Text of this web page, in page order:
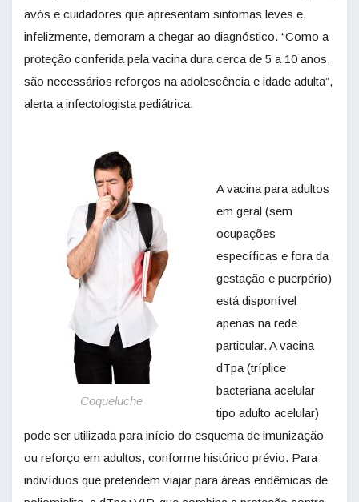
avós e cuidadores que apresentam sintomas leves e,
infelizmente, demoram a chegar ao diagnóstico. “Como a
proteção conferida pela vacina dura cerca de 5 a 10 anos,
são necessários reforços na adolescência e idade adulta”,
alerta a infectologista pediátrica.
Coqueluche
A vacina para adultos
em geral (sem
ocupações
específicas e fora da
gestação e puerpério)
está disponível
apenas na rede
particular. A vacina
dTpa (tríplice
bacteriana acelular
tipo adulto acelular)
pode ser utilizada para início do esquema de imunização
ou reforço em adultos, conforme histórico prévio. Para
indivíduos que pretendem viajar para áreas endêmicas de